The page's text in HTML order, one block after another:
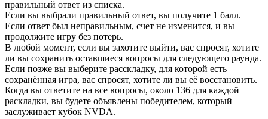
правильный ответ из списка.
Если вы выбрали правильный ответ, вы получите 1 балл.
Если ответ был неправильным, счет не изменится, и вы
продолжите игру без потерь.
В любой момент, если вы захотите выйти, вас спросят, хотите
ли вы сохранить оставшиеся вопросы для следующего раунда.
Если позже вы выберите расскладку, для которой есть
сохранённая игра, вас спросят, хотите ли вы её восстановить.
Когда вы ответите на все вопросы, около 136 для каждой
раскладки, вы будете объявлены победителем, который
заслуживает кубок NVDA.